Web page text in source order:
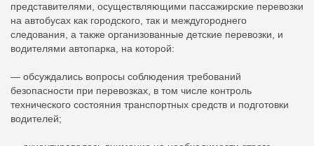
представителями, осуществляющими пассажирские перевозки
на автобусах как городского, так и междугороднего
следования, а также организованные детские перевозки, и
водителями автопарка, на которой:
— обсуждались вопросы соблюдения требований
безопасности при перевозках, в том числе контроль
технического состояния транспортных средств и подготовки
водителей;